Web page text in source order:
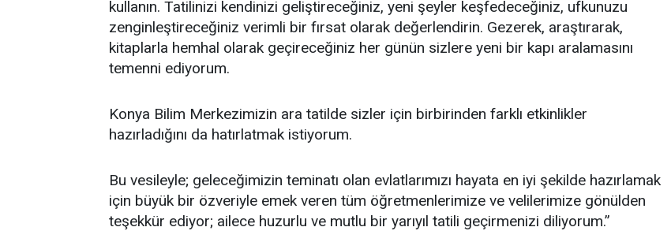
kullanın. Tatilinizi kendinizi geliştireceğiniz, yeni şeyler keşfedeceğiniz, ufkunuzu
zenginleştireceğiniz verimli bir fırsat olarak değerlendirin. Gezerek, araştırarak,
kitaplarla hemhal olarak geçireceğiniz her günün sizlere yeni bir kapı aralamasını
temenni ediyorum.
Konya Bilim Merkezimizin ara tatilde sizler için birbirinden farklı etkinlikler
hazırladığını da hatırlatmak istiyorum.
Bu vesileyle; geleceğimizin teminatı olan evlatlarımızı hayata en iyi şekilde hazırlamak
için büyük bir özveriyle emek veren tüm öğretmenlerimize ve velilerimize gönülden
teşekkür ediyor; ailece huzurlu ve mutlu bir yarıyıl tatili geçirmenizi diliyorum.”